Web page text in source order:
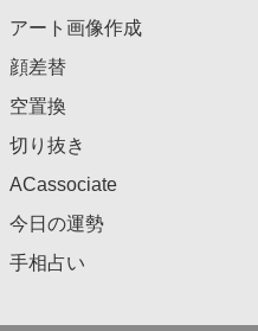
アート画像作成
顔差替
空置換
切り抜き
ACassociate
今日の運勢
手相占い